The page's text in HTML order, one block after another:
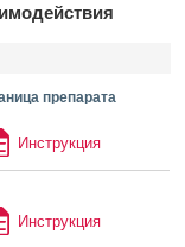
препарата
Инструкция
Инструкция